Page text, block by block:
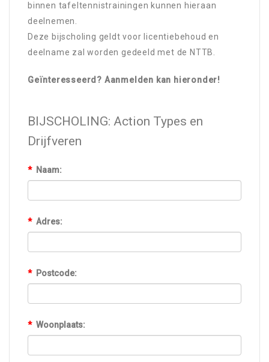
binnen tafeltennistrainingen kunnen hieraan
deelnemen.
Deze bijscholing geldt voor licentiebehoud en
deelname zal worden gedeeld met de NTTB.
Geïnteresseerd? Aanmelden kan hieronder!
BIJSCHOLING: Action Types en
Drijfveren
* Naam:
* Adres:
* Postcode:
* Woonplaats: